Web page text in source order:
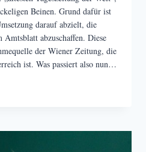
Beinen. Grund dafür ist
darauf abzielt, die
abzuschaffen. Diese
der Wiener Zeitung, die
ist. Was passiert also nun…